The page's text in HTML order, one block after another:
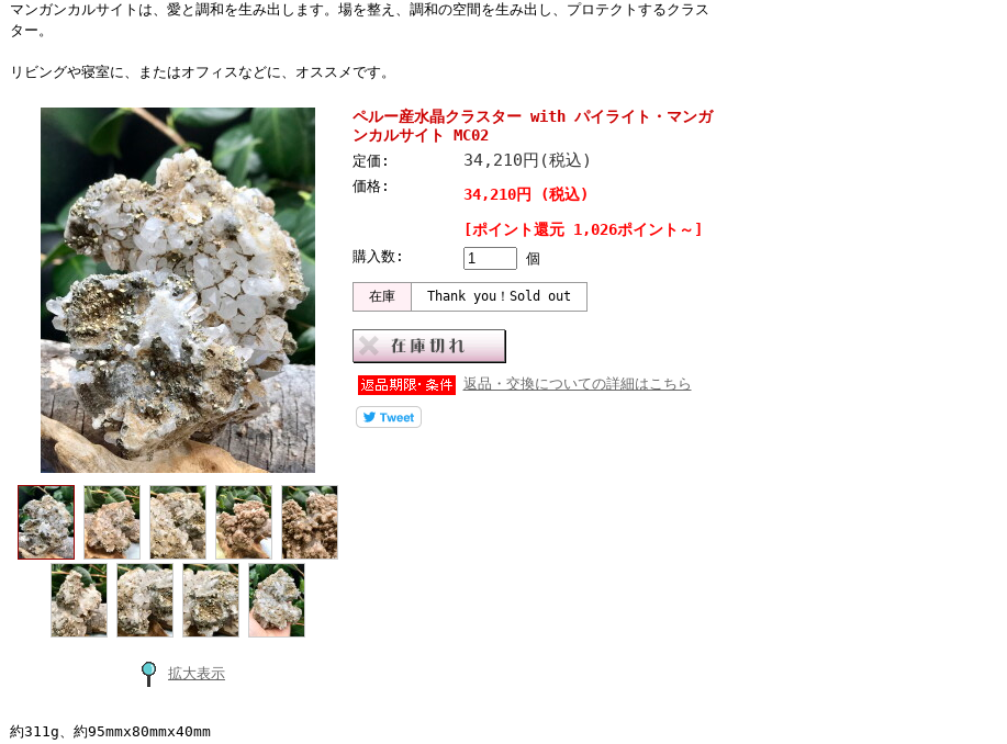
マンガンカルサイトは、愛と調和を生み出します。場を整え、調和の空間を生み出し、プロテクトするクラス
ター。
リビングや寝室に、またはオフィスなどに、オススメです。
拡大表示
ペルー産水晶クラスター with パイライト・マンガ
ンカルサイト MC02
定価: 34,210円(税込)
価格:
34,210円 (税込)
[ポイント還元 1,026ポイント～]
購入数: 個
在庫 Thank you！Sold out
返品・交換についての詳細はこちら
約311g、約95mmx80mmx40mm